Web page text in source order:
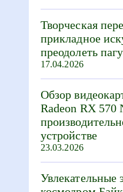
Творческая
прикладное
преодолеть
17.04.2026
Обзор
Radeon RX
устройстве
23.03.2026
Увлекательные